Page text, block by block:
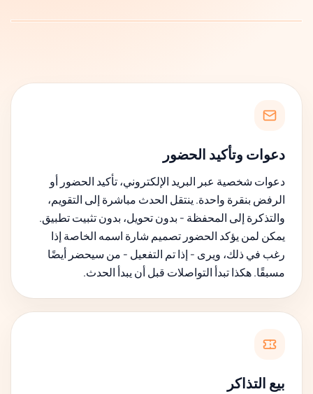
دعوات وتأكيد الحضور
دعوات شخصية عبر البريد الإلكتروني، تأكيد الحضور أو
الرفض بنقرة واحدة. ينتقل الحدث مباشرة إلى التقويم،
والتذكرة إلى المحفظة - بدون تحويل، بدون تثبيت تطبيق.
يمكن لمن يؤكد الحضور تصميم شارة اسمه الخاصة إذا
رغب في ذلك، ويرى - إذا تم التفعيل - من سيحضر أيضًا
مسبقًا. هكذا تبدأ التواصلات قبل أن يبدأ الحدث.
بيع التذاكر